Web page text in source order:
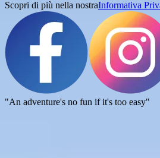
Scopri di più nella nostraInformativa
"An adventure's no fun if it's too easy"